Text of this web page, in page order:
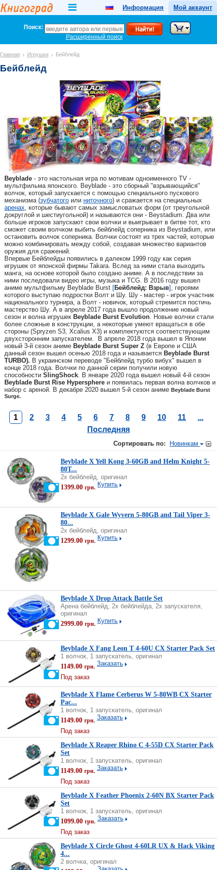
Информация Мой аккаунт
Поиск:
Расширенный поиск
Главная Игрушки Бейблейд
Бейблейд
Beyblade - это настольная игра по мотивам одноименного TV -
мультфильма японского. Beyblade - это сборный "взрывающийся"
волчок, который запускается с помощью специального пускового
механизма (зубчатого или ниточного) и сражается на специальных
аренах, которые бывают самых замысловатых форм (от треугольной
докруглой и шестиугольной) и называются они - Beystadium. Два или
больше игроков запускают свои волчки и выигрывает в битве тот, кто
сможет своим волчком выбить бейблейд соперника из Beystadium, или
остановить волчок соперника. Волчки состоят из трех частей, которые
можно комбинировать между собой, создавая множество вариантов
оружия для сражений.
Впервые Бейблейды появились в далеком 1999 году как серия
игрушек от японской фирмы Takara. Вслед за ними стала выходить
манга, на основе которой было создано аниме. А в последствии за
ними последовали видео игры, музыка и TCG. В 2016 году вышел
аниме мультфильму Beyblade Burst [Бейблейд: Взрыв] , героями
которого выступаю подростки Волт и Шу. Шу - мастер - игрок участник
национального турнира, а Волт - новичок, который стремится постичь
мастерство Шу. А в апреле 2017 года вышло продолжение новый
сезон и волна игрушек Beyblade Burst Evolution. Новые волчки стали
более сложные в конструкции, а некоторые умеют вращаться в обе
стороны (Spryzen S3, Xcalius X3) и комплектуются соответствующим
двухсторонним запускателем. В апреле 2018 года вышел в Японии
новый 3-й сезон аниме Beyblade Burst Super Z (в Европе и США
данный сезон вышел осенью 2018 года и называется Beyblade Burst
TURBO). В украинском переводе "Бейблейд турбо вибух" вышел в
конце 2018 года. Волчки по данной серии получили новую
способности SlingShock. В январе 2020 года вышел новый 4-й сезон
Beyblade Burst Rise Hypersphere и появилась первая волна волчков и
набор с ареной. В декабре 2020 вышел 5-й сезон аниме Beyblade Burst
Surge.
1 2 3 4 5 6 7 8 9 10 11
...
Последняя
Сортировать по: Новинкам
Beyblade X Yell Kong 3-60GB and Helm Knight 5-
80T...
2х бейблейд, оригинал
1399.00 грн. Купить
Beyblade X Gale Wyvern 5-80GB and Tail Viper 3-
80...
2х бейблейд, оригинал
1299.00 грн. Купить
Beyblade X Drop Attack Battle Set
Арена бейблейд, 2х бейблейда, 2х запускателя,
оригинал
2999.00 грн. Купить
Beyblade X Fang Leon T 4-60U CX Starter Pack Set
1 волчок, 1 запускатель, оригинал
1149.00 грн. Заказать
Под заказ
Beyblade X Flame Cerberus W 5-80WB CX Starter
Pac...
1 волчок, 1 запускатель, оригинал
1149.00 грн. Заказать
Под заказ
Beyblade X Reaper Rhino C 4-55D CX Starter Pack
Set
1 волчок, 1 запускатель, оригинал
1149.00 грн. Заказать
Под заказ
Beyblade X Feather Phoenix 2-60N BX Starter Pack
Set
1 волчок, 1 запускатель, оригинал
1099.00 грн. Заказать
Под заказ
Beyblade X Circle Ghost 4-60LR UX & Hack Viking
4...
2 волчка, оригинал